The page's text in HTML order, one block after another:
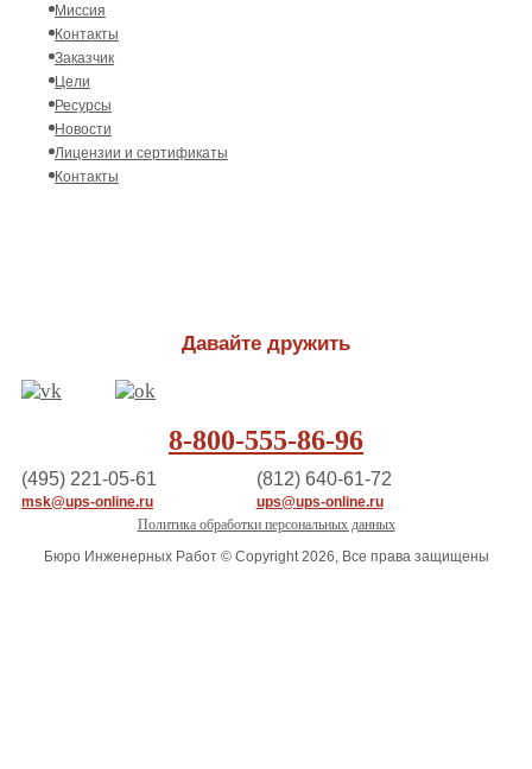
Миссия
Контакты
Заказчик
Цели
Ресурсы
Новости
Лицензии и сертификаты
Контакты
Давайте дружить
8-800-555-86-96
(495) 221-05-61
msk@ups-online.ru
(812) 640-61-72
ups@ups-online.ru
Политика обработки персональных данных
Бюро Инженерных Работ © Copyright 2026, Все права защищены